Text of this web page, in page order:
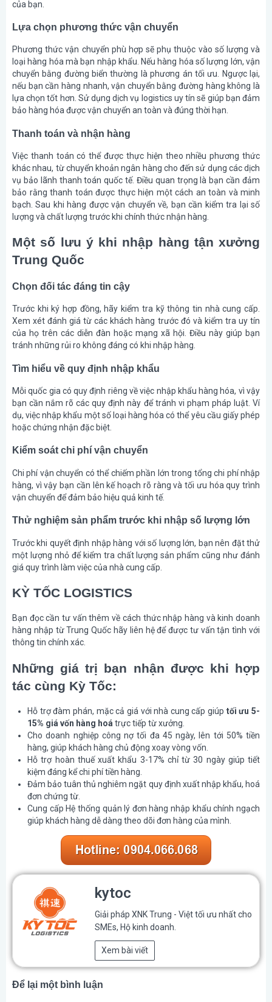
của bạn.
Lựa chọn phương thức vận chuyển
Phương thức vận chuyển phù hợp sẽ phụ thuộc vào số lượng và
loại hàng hóa mà bạn nhập khẩu. Nếu hàng hóa số lượng lớn, vận
chuyển bằng đường biển thường là phương án tối ưu. Ngược lại,
nếu bạn cần hàng nhanh, vận chuyển bằng đường hàng không là
lựa chọn tốt hơn. Sử dụng dịch vụ logistics uy tín sẽ giúp bạn đảm
bảo hàng hóa được vận chuyển an toàn và đúng thời hạn.
Thanh toán và nhận hàng
Việc thanh toán có thể được thực hiện theo nhiều phương thức
khác nhau, từ chuyển khoản ngân hàng cho đến sử dụng các dịch
vụ bảo lãnh thanh toán quốc tế. Điều quan trọng là bạn cần đảm
bảo rằng thanh toán được thực hiện một cách an toàn và minh
bạch. Sau khi hàng được vận chuyển về, bạn cần kiểm tra lại số
lượng và chất lượng trước khi chính thức nhận hàng.
Một số lưu ý khi nhập hàng tận xưởng
Trung Quốc
Chọn đối tác đáng tin cậy
Trước khi ký hợp đồng, hãy kiểm tra kỹ thông tin nhà cung cấp.
Xem xét đánh giá từ các khách hàng trước đó và kiểm tra uy tín
của họ trên các diễn đàn hoặc mạng xã hội. Điều này giúp bạn
tránh những rủi ro không đáng có khi nhập hàng.
Tìm hiểu về quy định nhập khẩu
Mỗi quốc gia có quy định riêng về việc nhập khẩu hàng hóa, vì vậy
bạn cần nắm rõ các quy định này để tránh vi phạm pháp luật. Ví
dụ, việc nhập khẩu một số loại hàng hóa có thể yêu cầu giấy phép
hoặc chứng nhận đặc biệt.
Kiểm soát chi phí vận chuyển
Chi phí vận chuyển có thể chiếm phần lớn trong tổng chi phí nhập
hàng, vì vậy bạn cần lên kế hoạch rõ ràng và tối ưu hóa quy trình
vận chuyển để đảm bảo hiệu quả kinh tế.
Thử nghiệm sản phẩm trước khi nhập số lượng lớn
Trước khi quyết định nhập hàng với số lượng lớn, bạn nên đặt thử
một lượng nhỏ để kiểm tra chất lượng sản phẩm cũng như đánh
giá quy trình làm việc của nhà cung cấp.
KỲ TỐC LOGISTICS
Bạn đọc cần tư vấn thêm về cách thức nhập hàng và kinh doanh
hàng nhập từ Trung Quốc hãy liên hệ để được tư vấn tận tình với
thông tin chính xác.
Những giá trị bạn nhận được khi hợp
tác cùng Kỳ Tốc:
Hỗ trợ đàm phán, mặc cả giá với nhà cung cấp giúp tối ưu 5-
15% giá vốn hàng hoátrực tiếp từ xưởng.
Cho doanh nghiệp công nợ tối đa 45 ngày, lên tới 50% tiền
hàng, giúp khách hàng chủ động xoay vòng vốn.
Hỗ trợ hoàn thuế xuất khẩu 3-17% chỉ từ 30 ngày giúp tiết
kiệm đáng kể chi phí tiền hàng.
Đảm bảo tuân thủ nghiêm ngặt quy định xuất nhập khẩu, hoá
đơn chứng từ.
Cung cấp Hệ thống quản lý đơn hàng nhập khẩu chính ngạch
giúp khách hàng dễ dàng theo dõi đơn hàng của mình.
kytoc
Giải pháp XNK Trung - Việt tối ưu nhất cho
SMEs, Hộ kinh doanh.
Xem bài viết
Để lại một bình luận